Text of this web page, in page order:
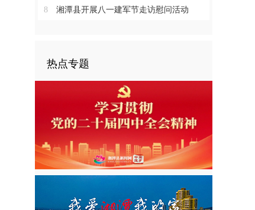
8 湘潭县开展八一建军节走访慰问活动
热点专题